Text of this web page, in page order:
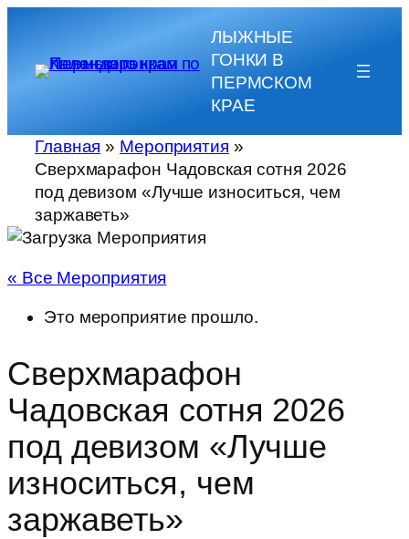
ЛЫЖНЫЕ
ГОНКИ В
ПЕРМСКОМ
КРАЕ
Главная » Мероприятия »
Сверхмарафон Чадовская сотня 2026
под девизом «Лучше износиться, чем
заржаветь»
« Все Мероприятия
Это мероприятие прошло.
Сверхмарафон
Чадовская сотня 2026
под девизом «Лучше
износиться, чем
заржаветь»